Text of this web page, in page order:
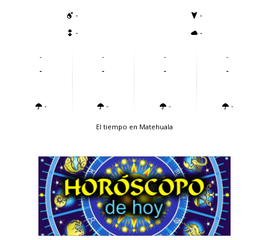
-
-
-
-
-
-
-
-
-
-
-
-
-
-
-
-
El tiempo en Matehuala